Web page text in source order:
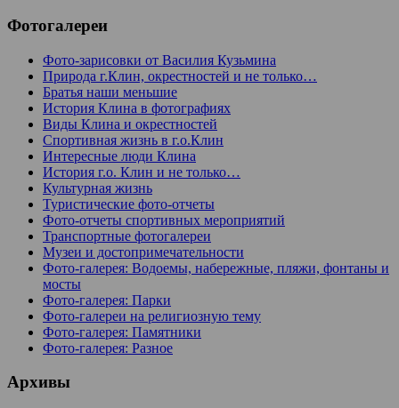
Фотогалереи
Фото-зарисовки от Василия Кузьмина
Природа г.Клин, окрестностей и не только…
Братья наши меньшие
История Клина в фотографиях
Виды Клина и окрестностей
Спортивная жизнь в г.о.Клин
Интересные люди Клина
История г.о. Клин и не только…
Культурная жизнь
Туристические фото-отчеты
Фото-отчеты спортивных мероприятий
Транспортные фотогалереи
Музеи и достопримечательности
Фото-галерея: Водоемы, набережные, пляжи, фонтаны и
мосты
Фото-галерея: Парки
Фото-галереи на религиозную тему
Фото-галерея: Памятники
Фото-галерея: Разное
Архивы